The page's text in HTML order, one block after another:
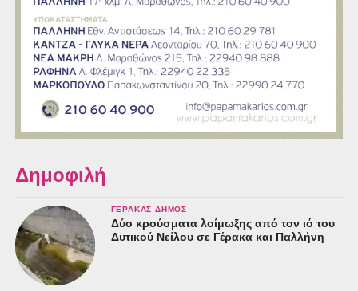
Δημοφιλή
ΓΈΡΑΚΑΣ ΔΉΜΟΣ
Δύο κρούσματα λοίμωξης από τον ιό του
Δυτικού Νείλου σε Γέρακα και Παλλήνη